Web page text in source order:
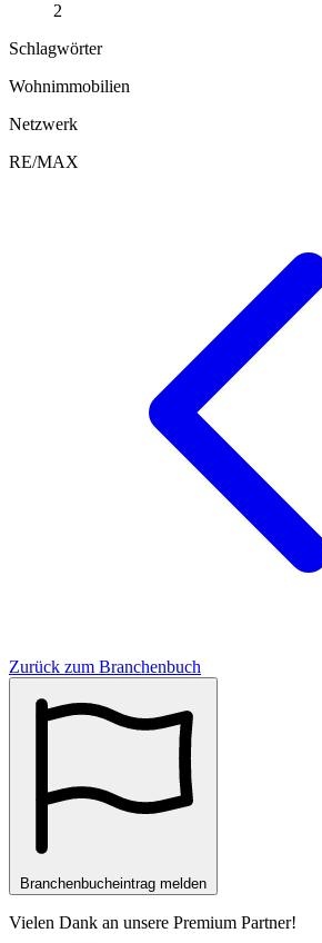
2
Schlagwörter
Wohnimmobilien
Netzwerk
RE/MAX
Zurück zum Branchenbuch
Branchenbucheintrag melden
Vielen Dank an unsere Premium Partner!